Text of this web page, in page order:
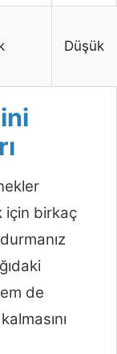
Düşük
için birkaç
de